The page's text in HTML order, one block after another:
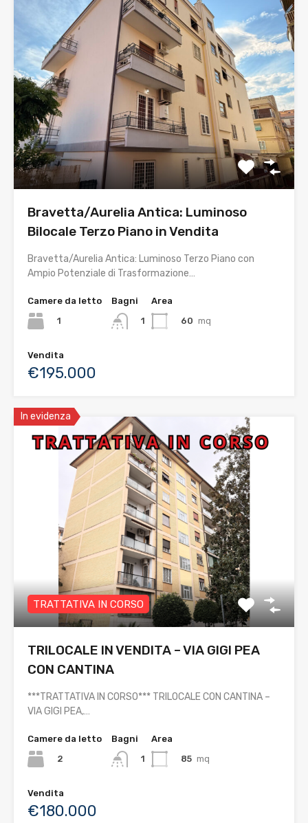
Bravetta/Aurelia Antica: Luminoso
Bilocale Terzo Piano in Vendita
Bravetta/Aurelia Antica: Luminoso Terzo Piano con
Ampio Potenziale di Trasformazione…
Camere da letto
1
Bagni
1
Area
60 mq
Vendita
€195.000
In evidenza
TRATTATIVA IN CORSO
TRILOCALE IN VENDITA – VIA GIGI PEA
CON CANTINA
***TRATTATIVA IN CORSO*** TRILOCALE CON CANTINA –
VIA GIGI PEA,…
Camere da letto
2
Bagni
1
Area
85 mq
Vendita
€180.000